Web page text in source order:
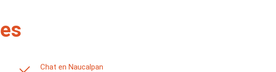
Chat en Naucalpan